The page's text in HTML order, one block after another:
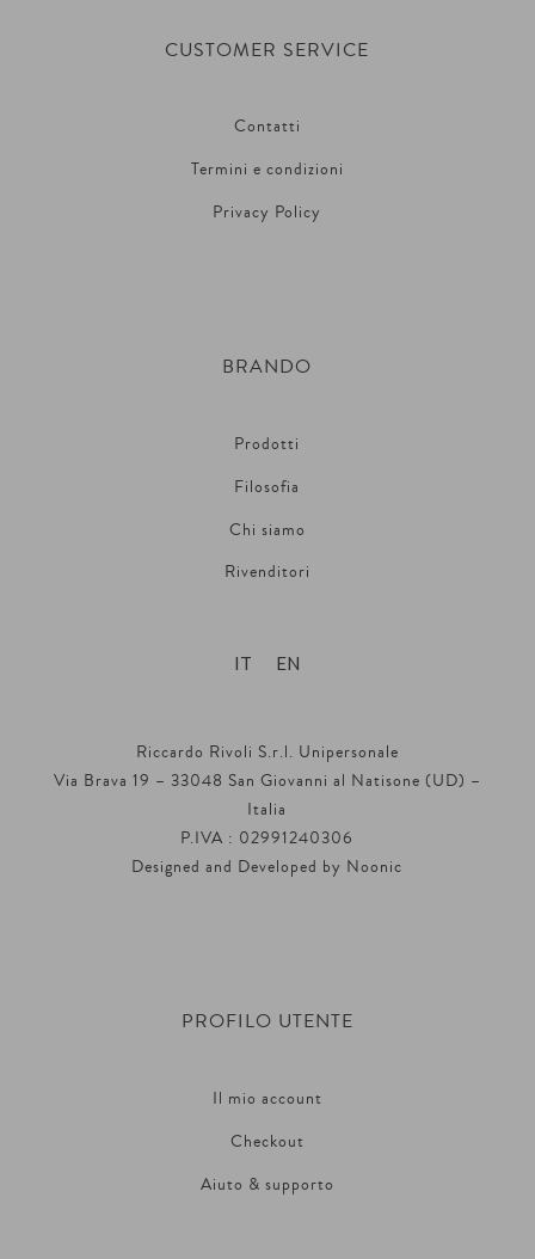
CUSTOMER SERVICE
Contatti
Termini e condizioni
Privacy Policy
BRANDO
Prodotti
Filosofia
Chi siamo
Rivenditori
IT EN
Riccardo Rivoli S.r.l. Unipersonale
Via Brava 19 – 33048 San Giovanni al Natisone (UD) –
Italia
P.IVA : 02991240306
Designed and Developed by Noonic
PROFILO UTENTE
Il mio account
Checkout
Aiuto & supporto